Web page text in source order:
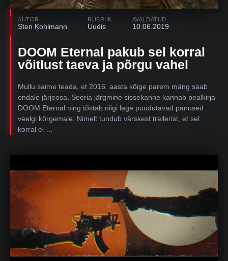
AUTOR
Sten Kohlmann
RUBRIIK
Uudis
AVALDATUD
10.06.2019
DOOM Eternal pakub sel korral
võitlust taeva ja põrgu vahel
Mullu saime teada, et 2016. aasta kõige parem mäng saab
endale järjeosa. Seeria järgmine sissekanne kannab pealkirja
DOOM Eternal ning tõstab niigi lage puudutavad panused
veelgi kõrgemale. Nimelt tundub värskest treilerist, et sel
korral ei …